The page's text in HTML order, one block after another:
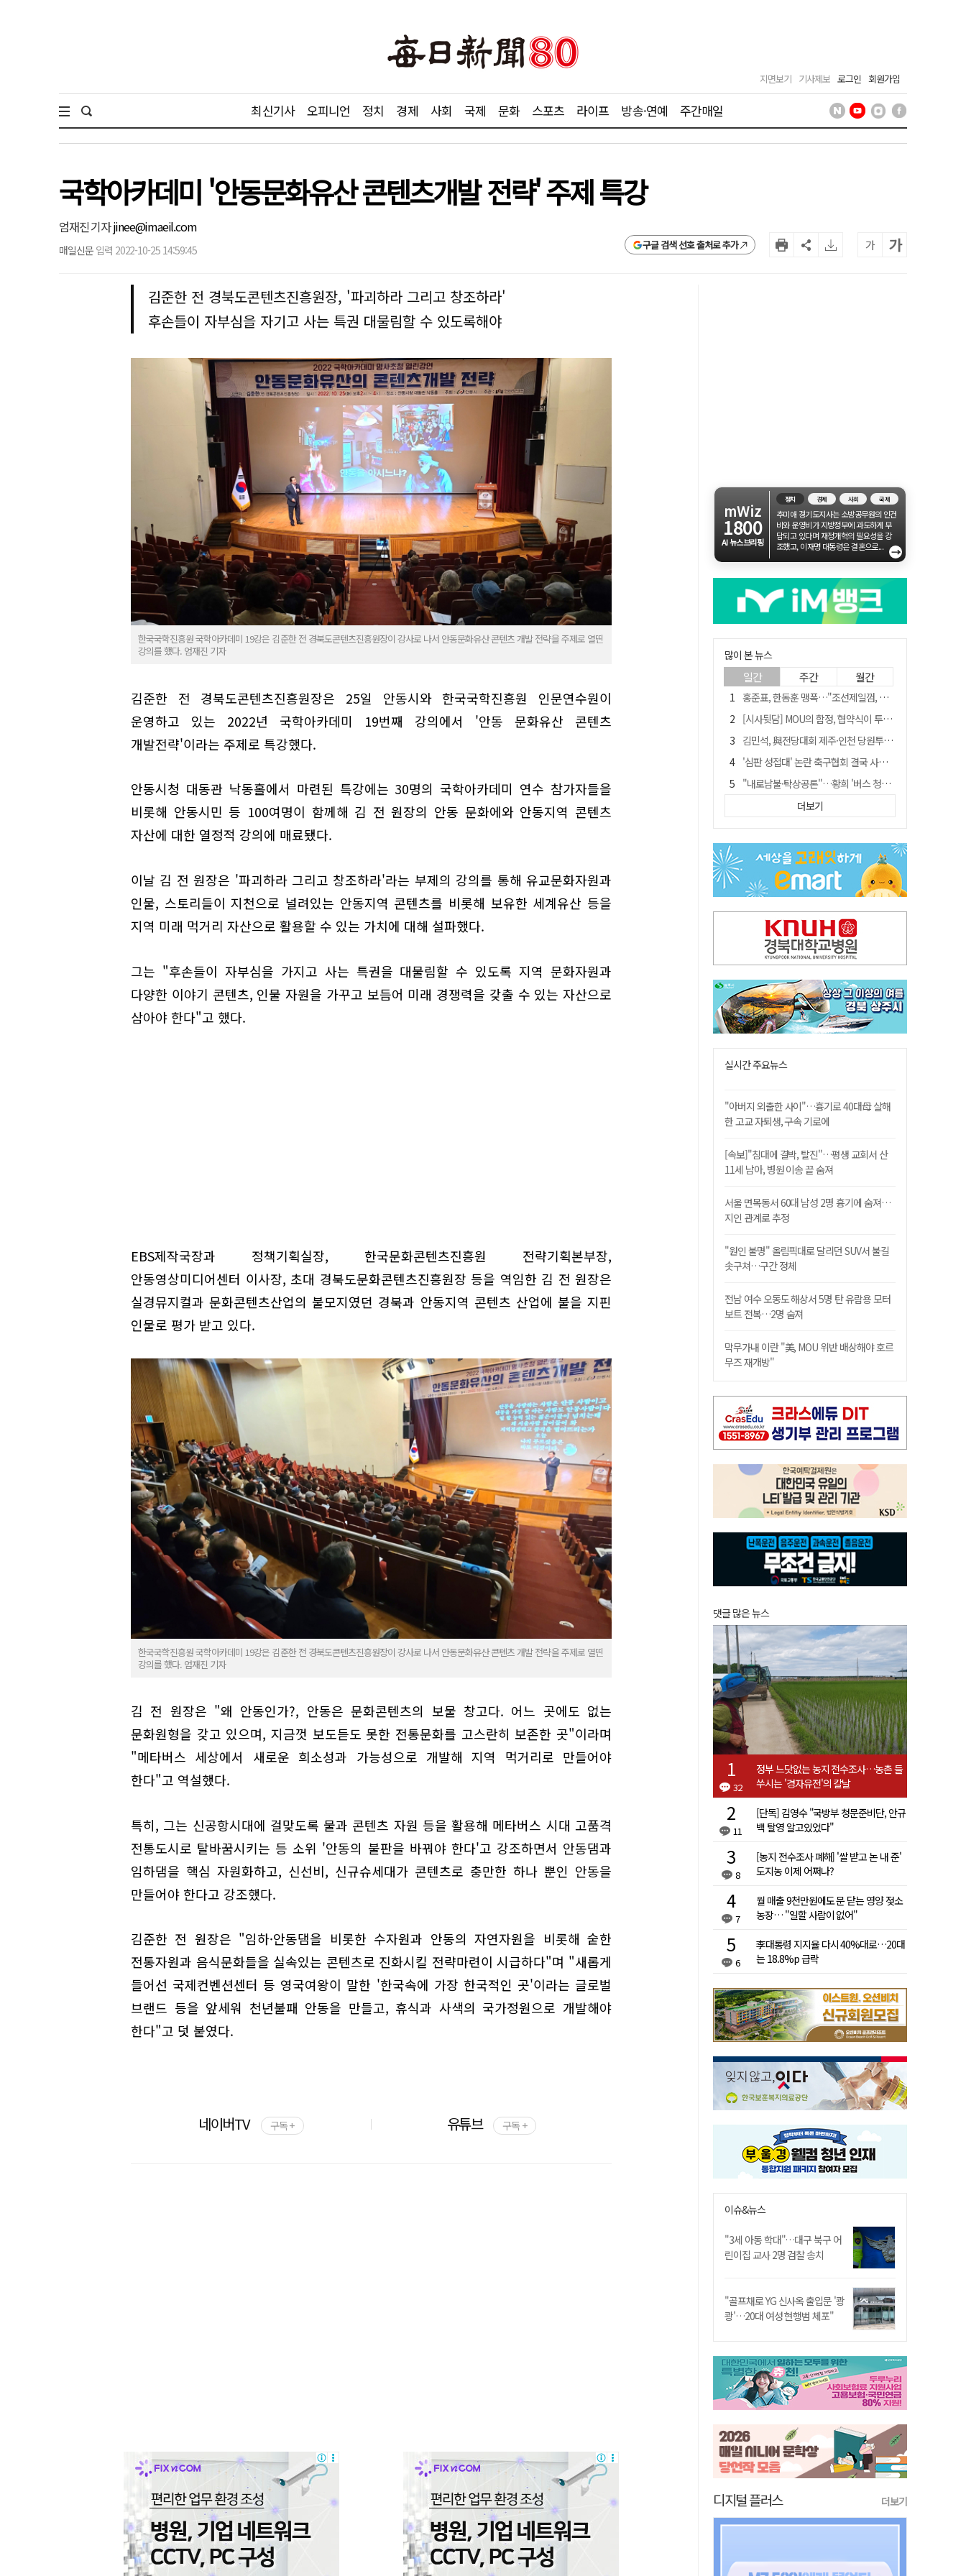
지면보기 기사제보 로그인 회원가입
최신기사 오피니언 정치 경제 사회 국제 문화 스포츠 라이프 방송·연예 주간매일
국학아카데미 '안동문화유산 콘텐츠개발 전략' 주제 특강
엄재진 기자jinee@imaeil.com
매일신문 입력 2022-10-25 14:59:45 구글 검색 선호 출처로 추가 가 가
김준한 전 경북도콘텐츠진흥원장, '파괴하라 그리고 창조하라'
후손들이 자부심을 자기고 사는 특권 대물림할 수 있도록해야
한국국학진흥원 국학아카데미 19강은 김준한 전 경북도콘텐츠진흥원장이 강사로 나서 안동문화유산 콘텐츠 개발 전략을 주제로 열띤
강의를 했다. 엄재진 기자
김준한 전 경북도콘텐츠진흥원장은 25일 안동시와 한국국학진흥원 인문연수원이
운영하고 있는 2022년 국학아카데미 19번째 강의에서 '안동 문화유산 콘텐츠
개발전략'이라는 주제로 특강했다.
안동시청 대동관 낙동홀에서 마련된 특강에는 30명의 국학아카데미 연수 참가자들을
비롯해 안동시민 등 100여명이 함께해 김 전 원장의 안동 문화에와 안동지역 콘텐츠
자산에 대한 열정적 강의에 매료됐다.
이날 김 전 원장은 '파괴하라 그리고 창조하라'라는 부제의 강의를 통해 유교문화자원과
인물, 스토리들이 지천으로 널려있는 안동지역 콘텐츠를 비롯해 보유한 세계유산 등을
지역 미래 먹거리 자산으로 활용할 수 있는 가치에 대해 설파했다.
그는 "후손들이 자부심을 가지고 사는 특권을 대물림할 수 있도록 지역 문화자원과
다양한 이야기 콘텐츠, 인물 자원을 가꾸고 보듬어 미래 경쟁력을 갖출 수 있는 자산으로
삼아야 한다"고 했다.
EBS제작국장과 정책기획실장, 한국문화콘텐츠진흥원 전략기획본부장,
안동영상미디어센터 이사장, 초대 경북도문화콘텐츠진흥원장 등을 역임한 김 전 원장은
실경뮤지컬과 문화콘텐츠산업의 불모지였던 경북과 안동지역 콘텐츠 산업에 불을 지핀
인물로 평가 받고 있다.
한국국학진흥원 국학아카데미 19강은 김준한 전 경북도콘텐츠진흥원장이 강사로 나서 안동문화유산 콘텐츠 개발 전략을 주제로 열띤
강의를 했다. 엄재진 기자
김 전 원장은 "왜 안동인가?, 안동은 문화콘텐츠의 보물 창고다. 어느 곳에도 없는
문화원형을 갖고 있으며, 지금껏 보도듣도 못한 전통문화를 고스란히 보존한 곳"이라며
"메타버스 세상에서 새로운 희소성과 가능성으로 개발해 지역 먹거리로 만들어야
한다"고 역설했다.
특히, 그는 신공항시대에 걸맞도록 물과 콘텐츠 자원 등을 활용해 메타버스 시대 고품격
전통도시로 탈바꿈시키는 등 소위 '안동의 불판을 바꿔야 한다'고 강조하면서 안동댐과
임하댐을 핵심 자원화하고, 신선비, 신규슈세대가 콘텐츠로 충만한 하나 뿐인 안동을
만들어야 한다고 강조했다.
김준한 전 원장은 "임하·안동댐을 비롯한 수자원과 안동의 자연자원을 비롯해 숱한
전통자원과 음식문화들을 실속있는 콘텐츠로 진화시킬 전략마련이 시급하다"며 "새롭게
들어선 국제컨벤션센터 등 영국여왕이 말한 '한국속에 가장 한국적인 곳'이라는 글로벌
브랜드 등을 앞세워 천년불패 안동을 만들고, 휴식과 사색의 국가정원으로 개발해야
한다"고 덧 붙였다.
네이버TV 구독 + 유튜브 구독 +
mWiz
1800
AI 뉴스브리핑
정치 경제 사회 국제
추미애 경기도지사는 소방공무원의 인건
비와 운영비가 지방정부에 과도하게 부
담되고 있다며 재정개혁의 필요성을 강
조했고, 이재명 대통령은 결혼으로...
→
많이 본 뉴스
일간 주간 월간
홍준표, 한동훈 맹폭…"조선제일껌, 권력에 살고 권력에 죽었다"
[시사뒷담] MOU의 함정, 협약식이 투자 확정은 아니긴 해
김민석, 與전당대회 제주·인천 당원투표서 승리…누적 득표는 '초박빙'
'심판 성접대' 논란 축구협회 결국 사과…"깊이 반성, 쇄신하겠다"
"내로남불·탁상공론"…황희 '버스 청년주택' 제안에 與 내부서도 쓴소리
"경로당 통장에 비밀번호가 적혀 있다"…전국 돌며 경로당 13곳 턴 30대 구속
예안향교 대성전, '국가지정 보물로 지정'
휠체어 환자 발로 밀어 숨지게 한 70대 간병인…2심도 집행유예
박권현 청도군수, 국무총리에 "청도 물 공급 최대 3만t 늘려달라"
더보기
실시간 주요뉴스
"아버지 외출한 사이"…흉기로 40대母 살해
한 고교 자퇴생, 구속 기로에
[속보]"침대에 결박, 탈진"…평생 교회서 산
11세 남아, 병원 이송 끝 숨져
서울 면목동서 60대 남성 2명 흉기에 숨져…
지인 관계로 추정
"원인 불명" 올림픽대로 달리던 SUV서 불길
솟구쳐…구간 정체
전남 여수 오동도 해상서 5명 탄 유람용 모터
보트 전복…2명 숨져
막무가내 이란 "美, MOU 위반 배상해야 호르
무즈 재개방"
댓글 많은 뉴스
32
정부 느닷없는 농지 전수조사…농촌 들
쑤시는 '경자유전'의 칼날
11
[단독] 김영수 "국방부 청문준비단, 안규
백 탈영 알고있었다"
8
[농지 전수조사 폐해] '쌀 받고 논 내 준'
도지농 이제 어쩌나?
7
월 매출 9천만원에도 문 닫는 영양 젖소
농장… "일할 사람이 없어"
6
李대통령 지지율 다시 40%대로…20대
는 18.8%p 급락
이슈&뉴스
"3세 아동 학대"…대구 북구 어
린이집 교사 2명 검찰 송치
"골프채로 YG 신사옥 출입문 '쾅
쾅'…20대 여성 현행범 체포"
디지털 플러스 더보기